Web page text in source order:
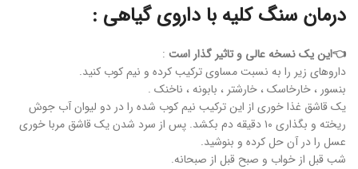
درمان سنگ کلیه با داروی گیاهی :
👈این یک نسخه عالی و تاثیر گذار است :
داروهای زیر را به نسبت مساوی ترکیب کرده و نیم کوب کنید.
بنسور ، خارخاسک ، خارشتر ، بابونه ، ناخنک .
یک قاشق غذا خوری از این ترکیب نیم کوب شده را در دو لیوان آب جوش
ریخته و بگذاری ۱۰ دقیقه دم بکشد. پس از سرد شدن یک قاشق مربا خوری
عسل را در آن حل کرده و بنوشید.
شب قبل از خواب و صبح قبل از صبحانه.